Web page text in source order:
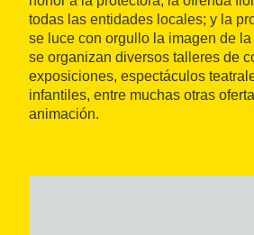
todas las entidades locales; y la
se luce con orgullo la imagen de
se organizan diversos talleres de
exposiciones, espectáculos
infantiles, entre muchas otras
animación.